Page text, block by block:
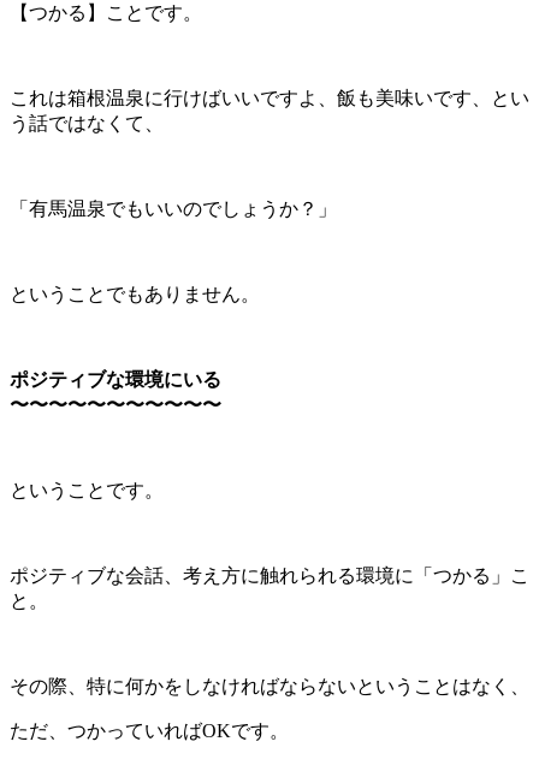
【つかる】ことです。
これは箱根温泉に行けばいいですよ、飯も美味いです、とい
う話ではなくて、
「有馬温泉でもいいのでしょうか？」
ということでもありません。
ポジティブな環境にいる
〜〜〜〜〜〜〜〜〜〜〜
ということです。
ポジティブな会話、考え方に触れられる環境に「つかる」こ
と。
その際、特に何かをしなければならないということはなく、
ただ、つかっていればOKです。